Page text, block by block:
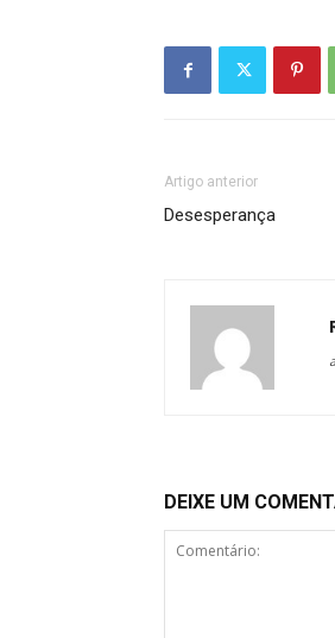
Artigo anterior
Desesperança
DEIXE UM